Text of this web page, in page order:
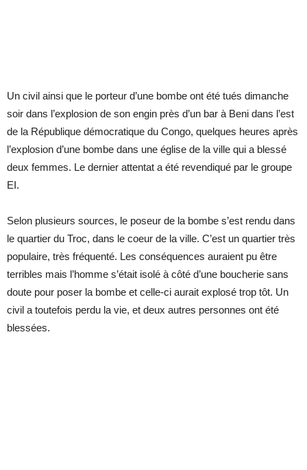
Un civil ainsi que le porteur d’une bombe ont été tués dimanche
soir dans l’explosion de son engin près d’un bar à Beni dans l’est
de la République démocratique du Congo, quelques heures après
l’explosion d’une bombe dans une église de la ville qui a blessé
deux femmes. Le dernier attentat a été revendiqué par le groupe
EI.
Selon plusieurs sources, le poseur de la bombe s’est rendu dans
le quartier du Troc, dans le coeur de la ville. C’est un quartier très
populaire, très fréquenté. Les conséquences auraient pu être
terribles mais l’homme s’était isolé à côté d’une boucherie sans
doute pour poser la bombe et celle-ci aurait explosé trop tôt. Un
civil a toutefois perdu la vie, et deux autres personnes ont été
blessées.